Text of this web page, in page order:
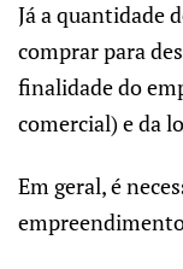
Já a quantidade
comprar para
finalidade do
comercial) e da
Em geral, é